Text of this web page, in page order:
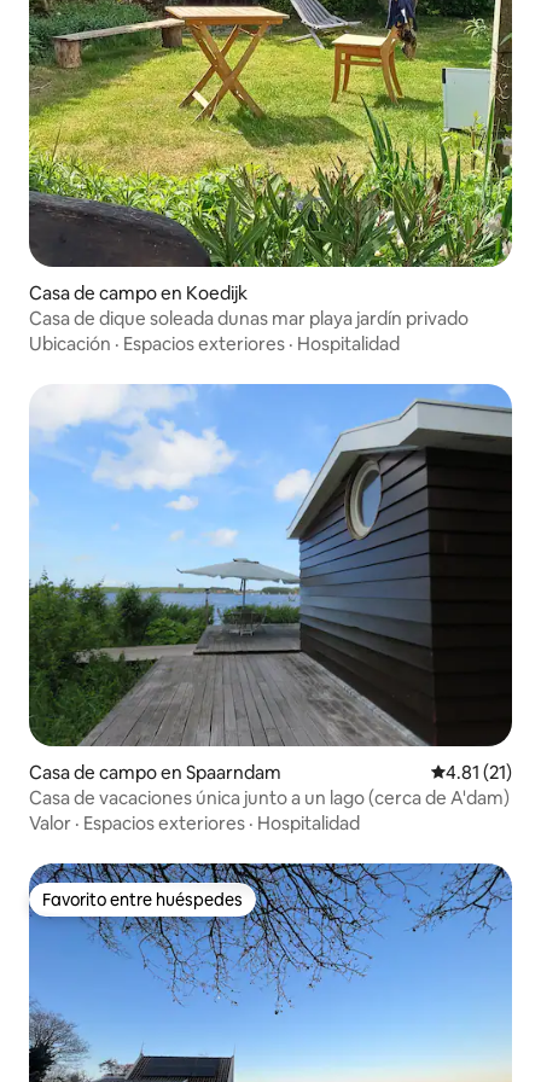
Casa de campo en Koedijk
Casa de dique soleada dunas mar playa jardín privado
Ubicación · Espacios exteriores · Hospitalidad
Casa de campo en Spaarndam Calificación
4.81 (21)
Casa de vacaciones única junto a un lago (cerca de A'dam)
Valor · Espacios exteriores · Hospitalidad
Favorito entre huéspedes
Favorito entre huéspedes